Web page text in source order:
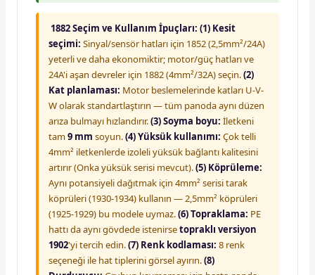
1882 Seçim ve Kullanım İpuçları: (1) Kesit
seçimi: Sinyal/sensör hatları için 1852 (2,5mm²/24A)
yeterli ve daha ekonomiktir; motor/güç hatları ve
24A'i aşan devreler için 1882 (4mm²/32A) seçin.(2)
Kat planlaması: Motor beslemelerinde katları U-V-
W olarak standartlaştırın — tüm panoda aynı düzen
arıza bulmayı hızlandırır.(3) Soyma boyu: İletkeni
tam9 mm soyun.(4) Yüksük kullanımı: Çok telli
4mm² iletkenlerde izoleli yüksük bağlantı kalitesini
artırır (Onka yüksük serisi mevcut).(5) Köprüleme:
Aynı potansiyeli dağıtmak için 4mm² serisi tarak
köprüleri (1930-1934) kullanın — 2,5mm² köprüleri
(1925-1929) bu modele uymaz.(6) Topraklama: PE
hattı da aynı gövdede istenirsetopraklı versiyon
1902'yi tercih edin.(7) Renk kodlaması: 8 renk
seçeneği ile hat tiplerini görsel ayırın.(8)